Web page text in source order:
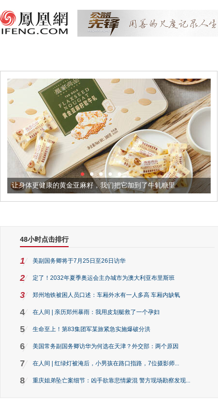
亚麻籽，我们把它加到了牛轧糖里 被列入佛家七宝的它
48小时点击排行
1 美副国务卿将于7月25日至26日访华
2 定了！2032年夏季奥运会主办城市为澳大利亚布里斯班
3 郑州地铁被困人员口述：车厢外水有一人多高 车厢内缺氧
4 在人间 | 亲历郑州暴雨：我用皮划艇救了一个孕妇
5 生命至上！第83集团军某旅紧急实施爆破分洪
6 美国常务副国务卿访华为何选在天津？外交部：两个原因
7 在人间 | 红绿灯被淹后，小男孩在路口指路，7位摄影师...
8 重庆姐弟坠亡案细节：凶手欲靠悲情蒙混 警方现场勘察发现...